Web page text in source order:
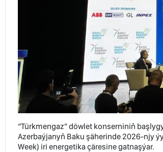
“Türkmengaz” döwlet konserniniň
Azerbaýjanyň Baku şäherinde 2026-njy
Week) iri energetika çäresine gatnaşýar.